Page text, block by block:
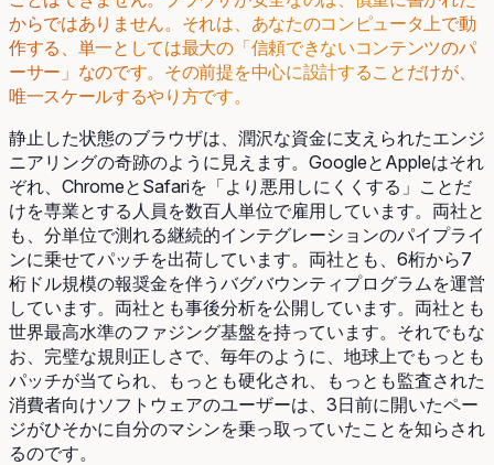
からではありません。それは、あなたのコンピュータ上で動
作する、単一としては最大の「信頼できないコンテンツのパ
ーサー」なのです。その前提を中心に設計することだけが、
唯一スケールするやり方です。
静止した状態のブラウザは、潤沢な資金に支えられたエンジ
ニアリングの奇跡のように見えます。GoogleとAppleはそれ
ぞれ、ChromeとSafariを「より悪用しにくくする」ことだ
けを専業とする人員を数百人単位で雇用しています。両社と
も、分単位で測れる継続的インテグレーションのパイプライ
ンに乗せてパッチを出荷しています。両社とも、6桁から7
桁ドル規模の報奨金を伴うバグバウンティプログラムを運営
しています。両社とも事後分析を公開しています。両社とも
世界最高水準のファジング基盤を持っています。それでもな
お、完璧な規則正しさで、毎年のように、地球上でもっとも
パッチが当てられ、もっとも硬化され、もっとも監査された
消費者向けソフトウェアのユーザーは、3日前に開いたペー
ジがひそかに自分のマシンを乗っ取っていたことを知らされ
るのです。